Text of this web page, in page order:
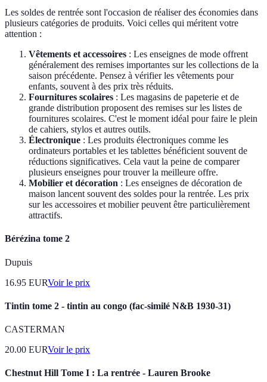
Les soldes de rentrée sont l'occasion de réaliser des économies dans
plusieurs catégories de produits. Voici celles qui méritent votre
attention :
Vêtements et accessoires : Les enseignes de mode offrent
généralement des remises importantes sur les collections de la
saison précédente. Pensez à vérifier les vêtements pour
enfants, souvent à des prix très réduits.
Fournitures scolaires : Les magasins de papeterie et de
grande distribution proposent des remises sur les listes de
fournitures scolaires. C'est le moment idéal pour faire le plein
de cahiers, stylos et autres outils.
Électronique : Les produits électroniques comme les
ordinateurs portables et les tablettes bénéficient souvent de
réductions significatives. Cela vaut la peine de comparer
plusieurs enseignes pour trouver la meilleure offre.
Mobilier et décoration : Les enseignes de décoration de
maison lancent souvent des soldes pour la rentrée. Les prix
sur les accessoires et mobilier peuvent être particulièrement
attractifs.
Bérézina tome 2
Dupuis
16.95 EURVoir le prix
Tintin tome 2 - tintin au congo (fac-similé N&B 1930-31)
CASTERMAN
20.00 EURVoir le prix
Chestnut Hill Tome I : La rentrée - Lauren Brooke